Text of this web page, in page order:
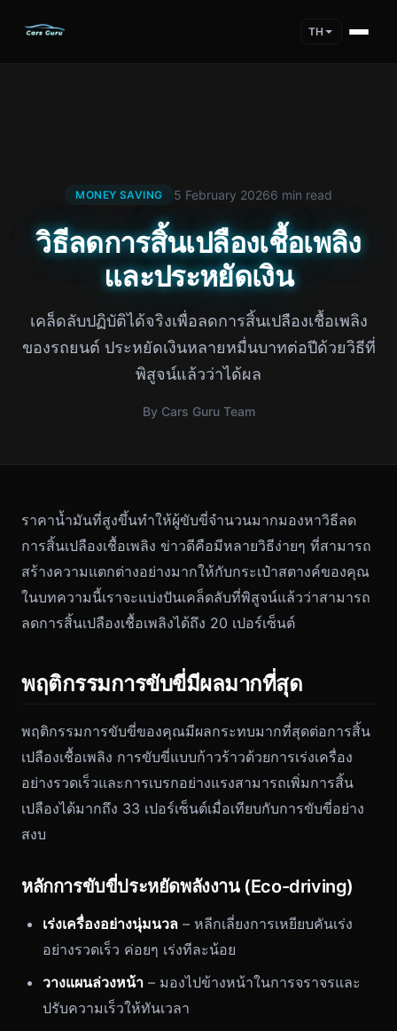
TH
MONEY SAVING 5 February 20266 min read
วิธีลดการสิ้นเปลืองเชื้อเพลิง
และประหยัดเงิน
เคล็ดลับปฏิบัติได้จริงเพื่อลดการสิ้นเปลืองเชื้อเพลิง
ของรถยนต์ ประหยัดเงินหลายหมื่นบาทต่อปีด้วยวิธีที่
พิสูจน์แล้วว่าได้ผล
By Cars Guru Team
ราคาน้ำมันที่สูงขึ้นทำให้ผู้ขับขี่จำนวนมากมองหาวิธีลด
การสิ้นเปลืองเชื้อเพลิง ข่าวดีคือมีหลายวิธีง่ายๆ ที่สามารถ
สร้างความแตกต่างอย่างมากให้กับกระเป๋าสตางค์ของคุณ
ในบทความนี้เราจะแบ่งปันเคล็ดลับที่พิสูจน์แล้วว่าสามารถ
ลดการสิ้นเปลืองเชื้อเพลิงได้ถึง 20 เปอร์เซ็นต์
พฤติกรรมการขับขี่มีผลมากที่สุด
พฤติกรรมการขับขี่ของคุณมีผลกระทบมากที่สุดต่อการสิ้น
เปลืองเชื้อเพลิง การขับขี่แบบก้าวร้าวด้วยการเร่งเครื่อง
อย่างรวดเร็วและการเบรกอย่างแรงสามารถเพิ่มการสิ้น
เปลืองได้มากถึง 33 เปอร์เซ็นต์เมื่อเทียบกับการขับขี่อย่าง
สงบ
หลักการขับขี่ประหยัดพลังงาน (Eco-driving)
เร่งเครื่องอย่างนุ่มนวล – หลีกเลี่ยงการเหยียบคันเร่ง
อย่างรวดเร็ว ค่อยๆ เร่งทีละน้อย
วางแผนล่วงหน้า – มองไปข้างหน้าในการจราจรและ
ปรับความเร็วให้ทันเวลา